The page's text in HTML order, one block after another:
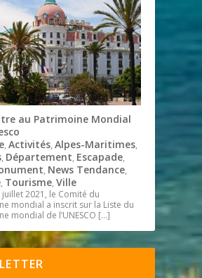
au Patrimoine Mondial
,Activités,Alpes-Maritimes,
, Département, Escapade,
, News Tendance,
, Tourisme,Ville
2021, le Comité du
mondial a inscrit sur la Liste du
mondial de l’UNESCO […]